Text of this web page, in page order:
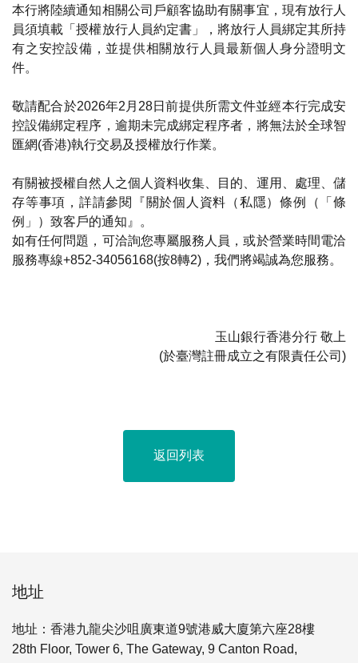
本行將陸續通知相關公司戶顧客協助有關事宜，現有放行人
員須填載「授權放行人員約定書」，將放行人員綁定其所持
有之安控設備，並提供相關放行人員最新個人身分證明文
件。
敬請配合於2026年2月28日前提供所需文件並經本行完成安
控設備綁定程序，逾期未完成綁定程序者，將無法於全球智
匯網(香港)執行交易及授權放行作業。
有關被授權自然人之個人資料收集、目的、運用、處理、儲
存等事項，詳請參閱『關於個人資料（私隱）條例（「條
例」）致客戶的通知』。
如有任何問題，可洽詢您專屬服務人員，或於營業時間電洽
服務專線+852-34056168(按8轉2)，我們將竭誠為您服務。
玉山銀行香港分行 敬上
(於臺灣註冊成立之有限責任公司)
返回列表
地址
地址：香港九龍尖沙咀廣東道9號港威大廈第六座28樓
28th Floor, Tower 6, The Gateway, 9 Canton Road,